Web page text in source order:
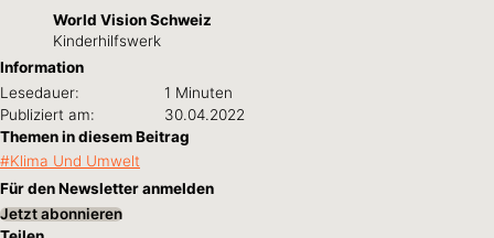
World Vision Schweiz
Kinderhilfswerk
Information
Lesedauer:
1 Minuten
Publiziert am:
30.04.2022
Themen in diesem Beitrag
Klima Und Umwelt
Für den Newsletter anmelden
Jetzt abonnieren